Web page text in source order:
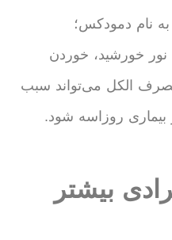
نام دمودکس؛
خورشید، خوردن
الکل می‌تواند سبب
روزاسه شود.
بیشتر